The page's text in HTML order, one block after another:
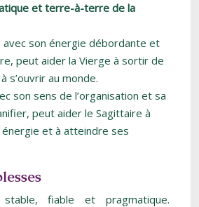
et terre-à-terre de la
avec son énergie débordante et
peut aider la Vierge à sortir de
s’ouvrir au monde.
son sens de l’organisation et sa
peut aider le Sagittaire à
énergie et à atteindre ses
fiable et pragmatique.